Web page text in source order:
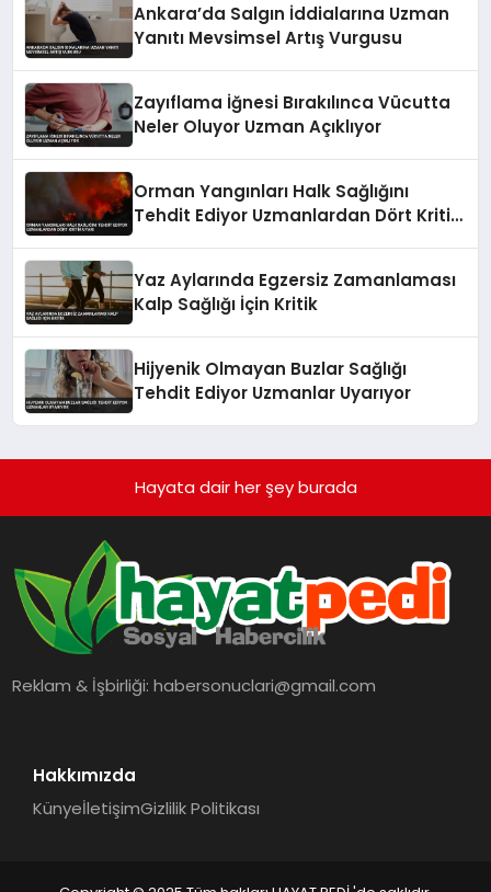
Ankara’da Salgın İddialarına Uzman
Yanıtı Mevsimsel Artış Vurgusu
Zayıflama İğnesi Bırakılınca Vücutta
Neler Oluyor Uzman Açıklıyor
Orman Yangınları Halk Sağlığını
Tehdit Ediyor Uzmanlardan Dört Kritik
Yaz Aylarında Egzersiz Zamanlaması
Kalp Sağlığı İçin Kritik
Hijyenik Olmayan Buzlar Sağlığı
Tehdit Ediyor Uzmanlar Uyarıyor
Hayata dair her şey burada
Reklam & İşbirliği:habersonuclari@gmail.com
Hakkımızda
KünyeİletişimGizlilik Politikası